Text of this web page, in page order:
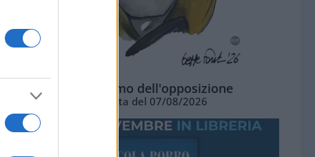
L'ottimismo dell'opposizione
Vignetta del 07/08/2026